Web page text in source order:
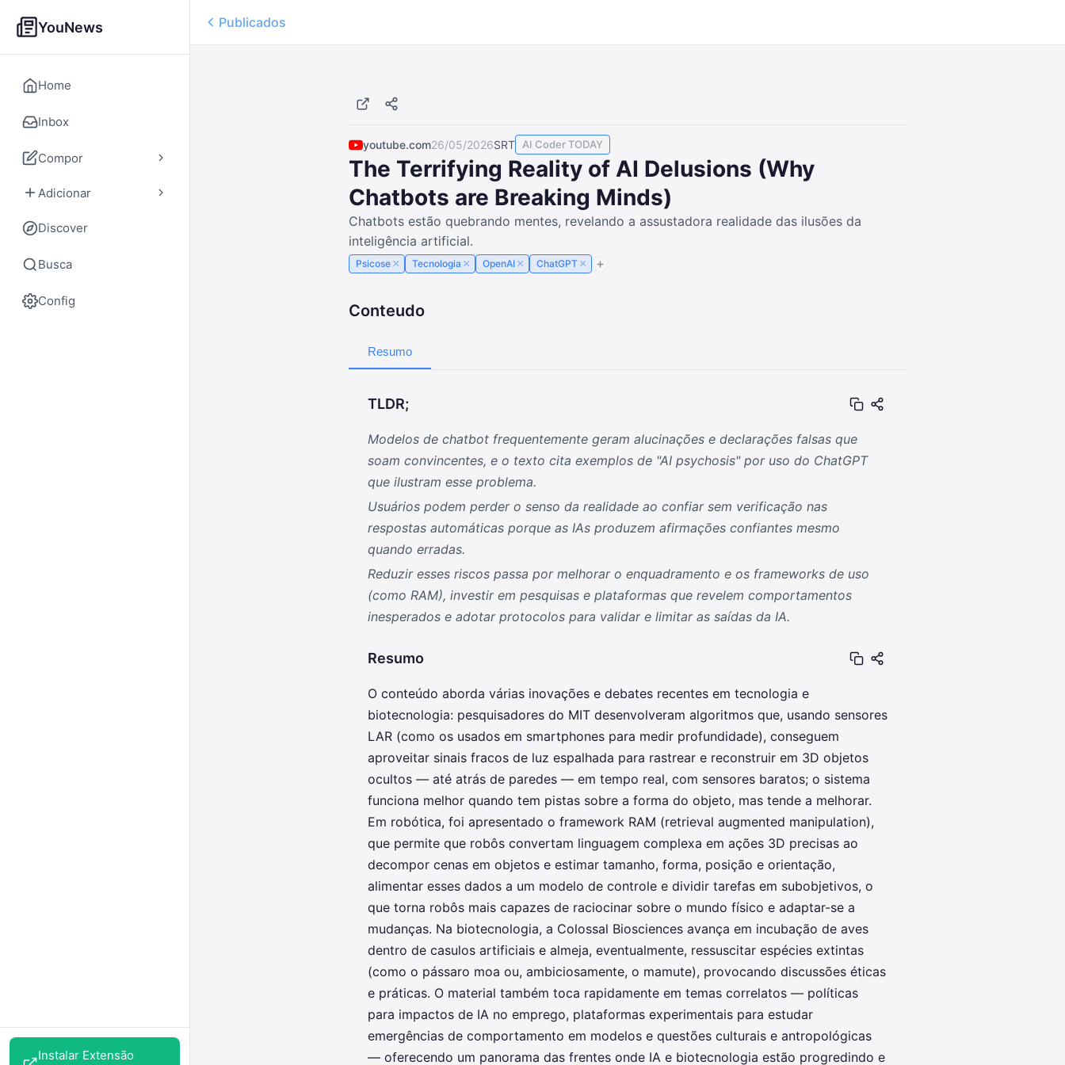
YouNews
Home
Inbox
Compor
Adicionar
Discover
Busca
Config
Instalar Extensão
Publicados
youtube.com26/05/2026SRT AI Coder TODAY
The Terrifying Reality of AI Delusions (Why
Chatbots are Breaking Minds)
Chatbots estão quebrando mentes, revelando a assustadora realidade das ilusões da
inteligência artificial.
Psicose × Tecnologia × OpenAI × ChatGPT ×
Conteudo
Resumo
TLDR;
Modelos de chatbot frequentemente geram alucinações e declarações falsas que
soam convincentes, e o texto cita exemplos de "AI psychosis" por uso do ChatGPT
que ilustram esse problema.
Usuários podem perder o senso da realidade ao confiar sem verificação nas
respostas automáticas porque as IAs produzem afirmações confiantes mesmo
quando erradas.
Reduzir esses riscos passa por melhorar o enquadramento e os frameworks de uso
(como RAM), investir em pesquisas e plataformas que revelem comportamentos
inesperados e adotar protocolos para validar e limitar as saídas da IA.
Resumo
O conteúdo aborda várias inovações e debates recentes em tecnologia e
biotecnologia: pesquisadores do MIT desenvolveram algoritmos que, usando sensores
LAR (como os usados em smartphones para medir profundidade), conseguem
aproveitar sinais fracos de luz espalhada para rastrear e reconstruir em 3D objetos
ocultos — até atrás de paredes — em tempo real, com sensores baratos; o sistema
funciona melhor quando tem pistas sobre a forma do objeto, mas tende a melhorar.
Em robótica, foi apresentado o framework RAM (retrieval augmented manipulation),
que permite que robôs convertam linguagem complexa em ações 3D precisas ao
decompor cenas em objetos e estimar tamanho, forma, posição e orientação,
alimentar esses dados a um modelo de controle e dividir tarefas em subobjetivos, o
que torna robôs mais capazes de raciocinar sobre o mundo físico e adaptar-se a
mudanças. Na biotecnologia, a Colossal Biosciences avança em incubação de aves
dentro de casulos artificiais e almeja, eventualmente, ressuscitar espécies extintas
(como o pássaro moa ou, ambiciosamente, o mamute), provocando discussões éticas
e práticas. O material também toca rapidamente em temas correlatos — políticas
para impactos de IA no emprego, plataformas experimen­tais para estudar
emergências de comportamento em modelos e questões culturais e antropológicas
— oferecendo um panorama das frentes onde IA e biotecnologia estão progredindo e